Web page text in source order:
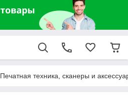
Печатная техника, сканеры и